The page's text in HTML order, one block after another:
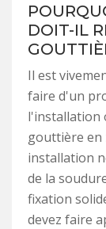
DOIT-IL
Il est
faire d'un
l'installation
gouttière en
installation
de la
fixation
devez faire